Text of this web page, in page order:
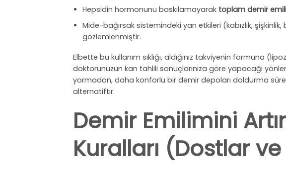
Hepsidin hormonunu baskılamayarak toplam demir
Mide-bağırsak sistemindeki yan etkileri (kabızlık, şişkinlik,
gözlemlenmiştir.
Elbette bu kullanım sıklığı, aldığınız takviyenin formuna
doktorunuzun kan tahlili sonuçlarınıza göre yapacağı
yormadan, daha konforlu bir demir depoları doldurma
alternatiftir.
Demir Emilimini
Kuralları (Dostlar